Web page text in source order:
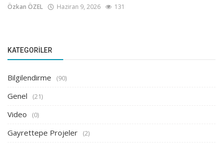
Özkan ÖZEL Haziran 9, 2026 131
KATEGORILER
Bilgilendirme (90)
Genel (21)
Video (0)
Gayrettepe Projeler (2)